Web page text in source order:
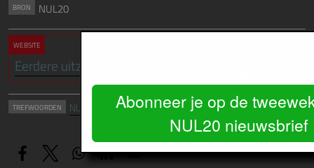
BRON NUL20
WEBSITE
Eerdere uitzendingen van 'Heel Holland Zakt'
TREFWOORDEN NUL20 nieuwsAbonneer je op de
NUL20 nieuwsbrief